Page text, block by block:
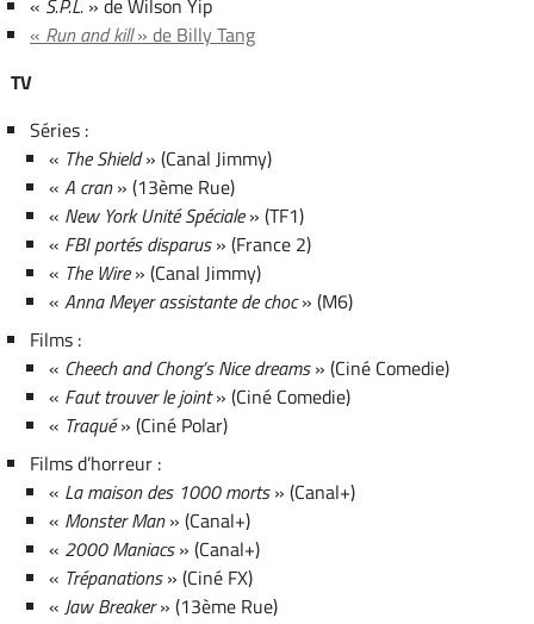
« Run and kill» de Billy Tang
TV
Séries :
« The Shield» (Canal Jimmy)
«A cran» (13ème Rue)
« New York Unité Spéciale» (TF1)
« FBI portés disparus» (France 2)
« The Wire» (Canal Jimmy)
«Anna Meyer assistante de choc» (M6)
Films :
« Cheech and Chong’s Nice dreams» (Ciné Comedie)
« Faut trouver le joint» (Ciné Comedie)
« Traqué» (Ciné Polar)
Films d’horreur :
« La maison des 1000 morts» (Canal+)
« Monster Man» (Canal+)
« 2000 Maniacs» (Canal+)
« Trépanations» (Ciné FX)
« Jaw Breaker» (13ème Rue)